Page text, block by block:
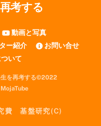
考する
動画と写真
ー紹介
お問い合せ
いて
を再考する©2022
費 基盤研究(C)